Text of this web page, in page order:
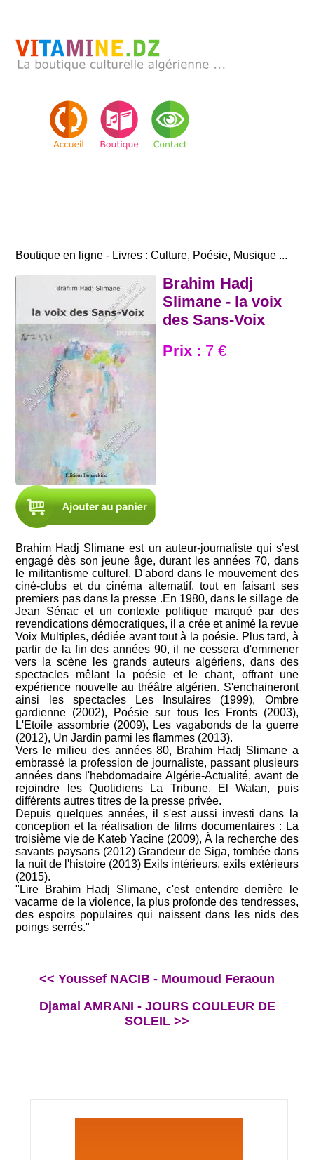
Boutique en ligne - Livres : Culture, Poésie, Musique ...
Brahim Hadj
Slimane - la voix
des Sans-Voix
Prix : 7 €
Brahim Hadj Slimane est un auteur-journaliste qui s'est
engagé dès son jeune âge, durant les années 70, dans
le militantisme culturel. D'abord dans le mouvement des
ciné-clubs et du cinéma alternatif, tout en faisant ses
premiers pas dans la presse .En 1980, dans le sillage de
Jean Sénac et un contexte politique marqué par des
revendications démocratiques, il a crée et animé la revue
Voix Multiples, dédiée avant tout à la poésie. Plus tard, à
partir de la fin des années 90, il ne cessera d'emmener
vers la scène les grands auteurs algériens, dans des
spectacles mêlant la poésie et le chant, offrant une
expérience nouvelle au théâtre algérien. S'enchaineront
ainsi les spectacles Les Insulaires (1999), Ombre
gardienne (2002), Poésie sur tous les Fronts (2003),
L'Etoile assombrie (2009), Les vagabonds de la guerre
(2012), Un Jardin parmi les flammes (2013).
Vers le milieu des années 80, Brahim Hadj Slimane a
embrassé la profession de journaliste, passant plusieurs
années dans l'hebdomadaire Algérie-Actualité, avant de
rejoindre les Quotidiens La Tribune, El Watan, puis
différents autres titres de la presse privée.
Depuis quelques années, il s'est aussi investi dans la
conception et la réalisation de films documentaires : La
troisième vie de Kateb Yacine (2009), À la recherche des
savants paysans (2012) Grandeur de Siga, tombée dans
la nuit de l'histoire (2013) Exils intérieurs, exils extérieurs
(2015).
"Lire Brahim Hadj Slimane, c'est entendre derrière le
vacarme de la violence, la plus profonde des tendresses,
des espoirs populaires qui naissent dans les nids des
poings serrés."
<< Youssef NACIB - Moumoud Feraoun
Djamal AMRANI - JOURS COULEUR DE
SOLEIL >>